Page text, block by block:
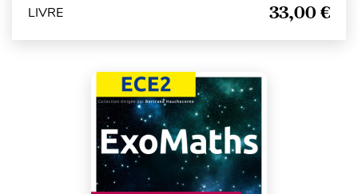
LIVRE 33,00 €